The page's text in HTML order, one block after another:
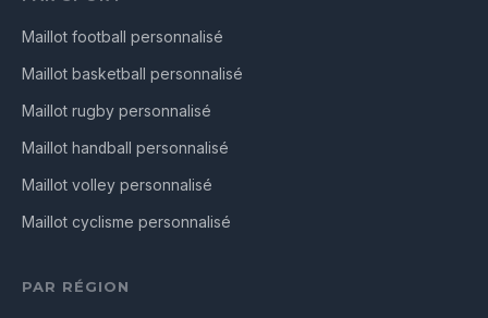
Maillot football personnalisé
Maillot basketball personnalisé
Maillot rugby personnalisé
Maillot handball personnalisé
Maillot volley personnalisé
Maillot cyclisme personnalisé
PAR RÉGION